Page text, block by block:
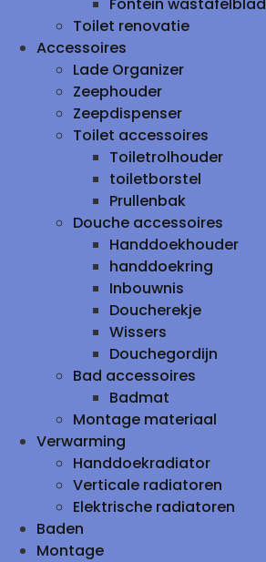
Toilet renovatie
Accessoires
Lade Organizer
Zeephouder
Zeepdispenser
Toilet accessoires
Toiletrolhouder
toiletborstel
Prullenbak
Douche accessoires
Handdoekhouder
handdoekring
Inbouwnis
Doucherekje
Wissers
Douchegordijn
Bad accessoires
Badmat
Montage materiaal
Verwarming
Handdoekradiator
Verticale radiatoren
Elektrische radiatoren
Baden
Montage